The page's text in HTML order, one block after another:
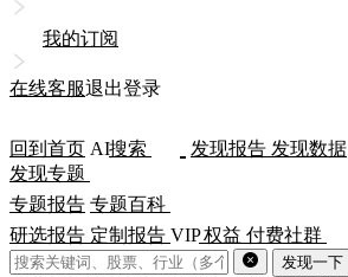
我的订阅
在线客服退出登录
回到首页 AI搜索 发现报告 发现数据
发现专题
专题报告 专题百科
研选报告 定制报告 VIP权益 付费社群
发现一下